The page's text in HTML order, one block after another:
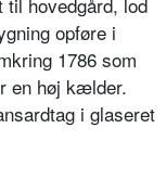
opføre i
1786 som
en høj kælder.
i glaseret